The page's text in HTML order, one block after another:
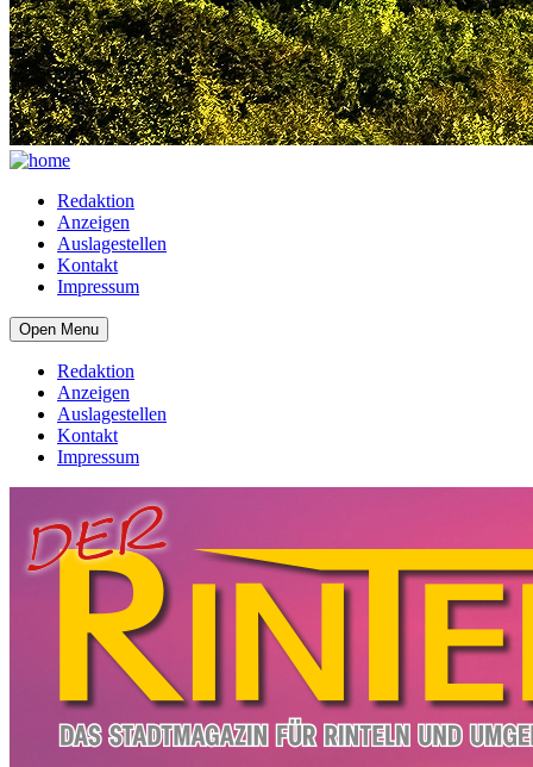
Redaktion
Anzeigen
Auslagestellen
Kontakt
Impressum
Open Menu
Redaktion
Anzeigen
Auslagestellen
Kontakt
Impressum